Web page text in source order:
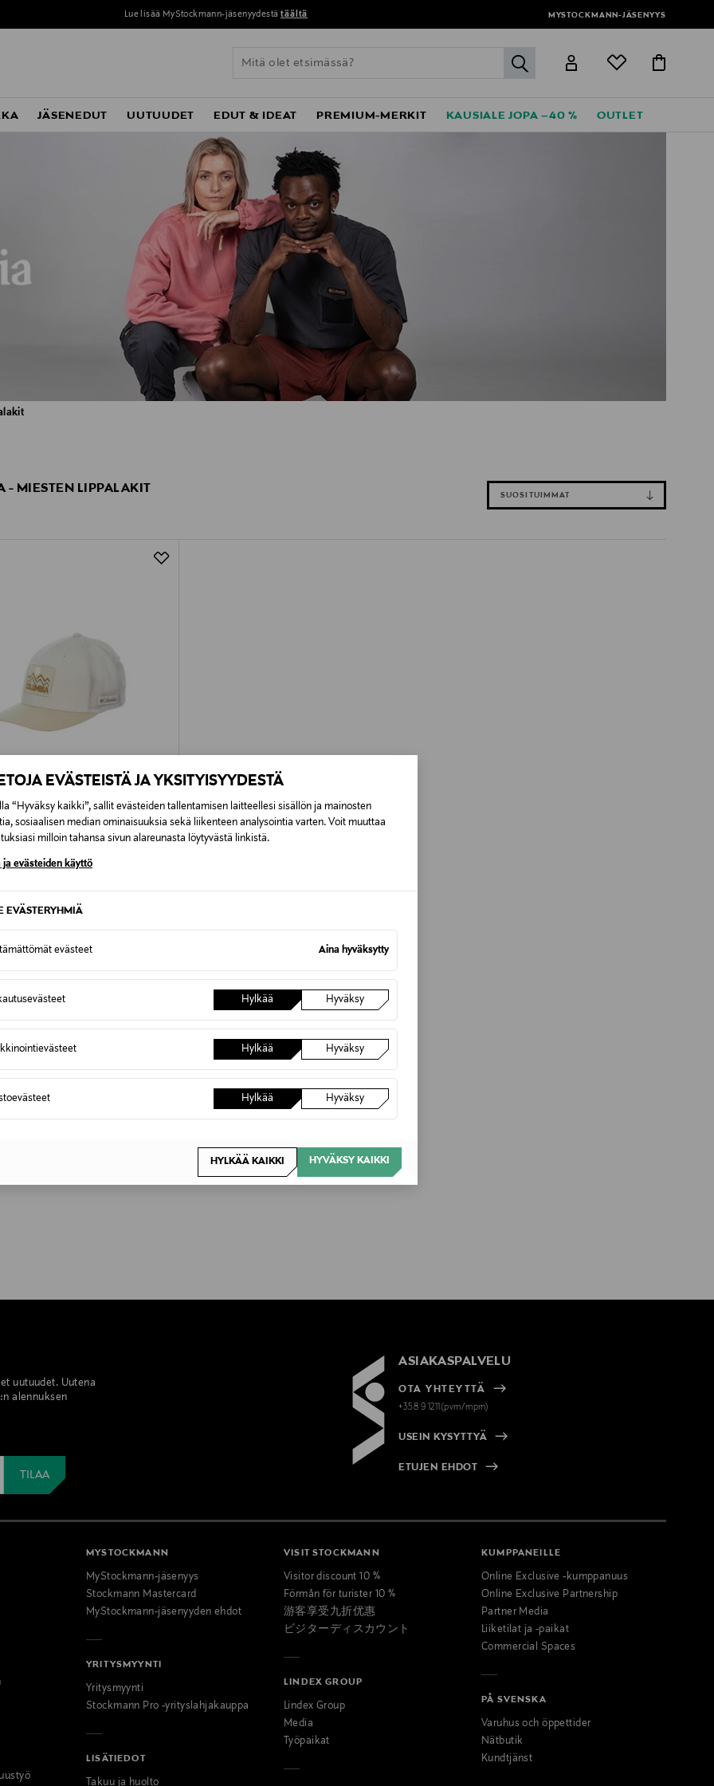
EVÄSTEISTÄ JA YKSITYISYYDESTÄ
“Hyväksy kaikki”, sallit evästeiden tallentamisen laitteellesi sisällön ja mainosten
sosiaalisen median ominaisuuksia sekä liikenteen analysointia varten. Voit muuttaa
milloin tahansa sivun alareunasta löytyvästä linkistä.
ja evästeiden käyttö
EVÄSTERYHMIÄ
evästeet Aina hyväksytty
Hylkää Hyväksy
Hylkää Hyväksy
Hylkää Hyväksy
HYLKÄÄ KAIKKI HYVÄKSY KAIKKI
Lue lisää MyStockmann-jäsenyydestä täältä MYSTOCKMANN-JÄSENYYS
label.header.go
JÄSENEDUT UUTUUDET EDUT & IDEAT PREMIUM-MERKIT KAUSIALE JOPA –40 % OUTLET
- MIESTEN LIPPALAKIT SUOSITUIMMAT
PricePrice
€
uutuudet. Uutena
alennuksen
ASIAKASPALVELU
OTA YHTEYTTÄ
+358 9 1211(pvm/mpm)
USEIN KYSYTTYÄ
ETUJEN EHDOT
MYSTOCKMANN
MyStockmann-jäsenyys
Stockmann Mastercard
MyStockmann-jäsenyyden ehdot
YRITYSMYYNTI
Yritysmyynti
Stockmann Pro -yrityslahjakauppa
LISÄTIEDOT
Takuu ja huolto
VISIT STOCKMANN
Visitor discount 10 %
Förmån för turister 10 %
游客享受九折优惠
ビジターディスカウント
LINDEX GROUP
Lindex Group
Media
Työpaikat
KUMPPANEILLE
Online Exclusive -kumppanuus
Online Exclusive Partnership
Partner Media
Liiketilat ja -paikat
Commercial Spaces
PÅ SVENSKA
Varuhus och öppettider
Nätbutik
Kundtjänst